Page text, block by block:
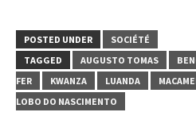
POSTED UNDER
SOCIÉTÉ
TAGGED
AUGUSTO TOMAS
FER
KWANZA LUANDA
LOBO DO NASCIMENTO